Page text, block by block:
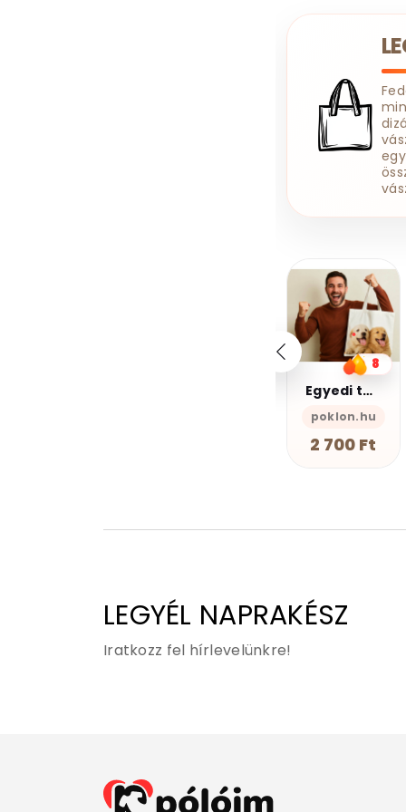
20%
kedvezmény
Kupomkód:
Nap20
6
Kávé 3-pamut zsebes juta midi bevásárlótáska
GEAN Shop
2 490 Ft
LEGYÉL NAPRAKÉSZ
Iratkozz fel hírlevelünkre!